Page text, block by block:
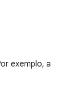
exemplo, a